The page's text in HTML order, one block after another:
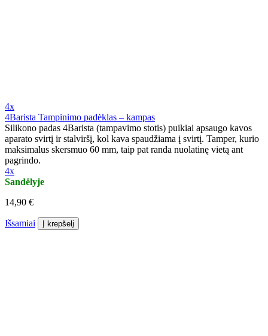
4x
4Barista Tampinimo padėklas – kampas
Silikono padas 4Barista (tampavimo stotis) puikiai apsaugo kavos
aparato svirtį ir stalviršį, kol kava spaudžiama į svirtį. Tamper, kurio
maksimalus skersmuo 60 mm, taip pat randa nuolatinę vietą ant
pagrindo.
4x
Sandėlyje
14,90 €
Išsamiai Į krepšelį